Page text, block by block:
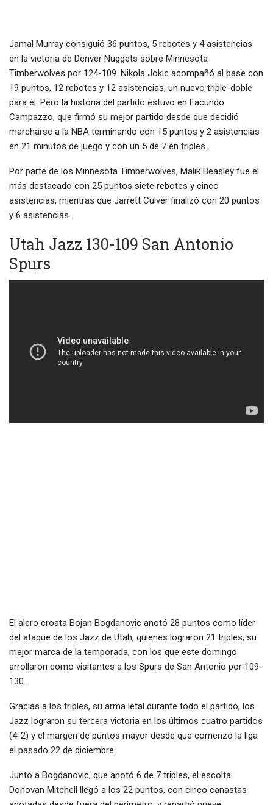
Jamal Murray consiguió 36 puntos, 5 rebotes y 4 asistencias
en la victoria de Denver Nuggets sobre Minnesota
Timberwolves por 124-109. Nikola Jokic acompañó al base con
19 puntos, 12 rebotes y 12 asistencias, un nuevo triple-doble
para él. Pero la historia del partido estuvo en Facundo
Campazzo, que firmó su mejor partido desde que decidió
marcharse a la NBA terminando con 15 puntos y 2 asistencias
en 21 minutos de juego y con un 5 de 7 en triples.
Por parte de los Minnesota Timberwolves, Malik Beasley fue el
más destacado con 25 puntos siete rebotes y cinco
asistencias, mientras que Jarrett Culver finalizó con 20 puntos
y 6 asistencias.
Utah Jazz 130-109 San Antonio
Spurs
El alero croata Bojan Bogdanovic anotó 28 puntos como líder
del ataque de los Jazz de Utah, quienes lograron 21 triples, su
mejor marca de la temporada, con los que este domingo
arrollaron como visitantes a los Spurs de San Antonio por 109-
130.
Gracias a los triples, su arma letal durante todo el partido, los
Jazz lograron su tercera victoria en los últimos cuatro partidos
(4-2) y el margen de puntos mayor desde que comenzó la liga
el pasado 22 de diciembre.
Junto a Bogdanovic, que anotó 6 de 7 triples, el escolta
Donovan Mitchell llegó a los 22 puntos, con cinco canastas